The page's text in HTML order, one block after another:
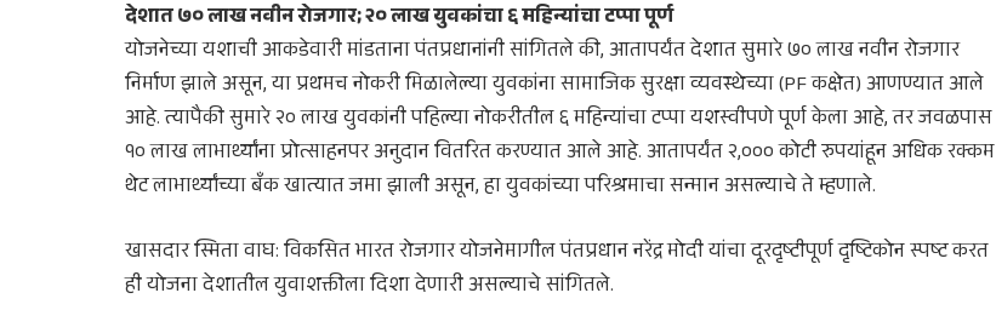
देशात ७० लाख नवीन रोजगार; २० लाख युवकांचा ६ महिन्यांचा टप्पा पूर्ण
योजनेच्या यशाची आकडेवारी मांडताना पंतप्रधानांनी सांगितले की, आतापर्यंत देशात सुमारे ७० लाख नवीन रोजगार
निर्माण झाले असून, या प्रथमच नोकरी मिळालेल्या युवकांना सामाजिक सुरक्षा व्यवस्थेच्या (PF कक्षेत) आणण्यात आले
आहे. त्यापैकी सुमारे २० लाख युवकांनी पहिल्या नोकरीतील ६ महिन्यांचा टप्पा यशस्वीपणे पूर्ण केला आहे, तर जवळपास
१० लाख लाभार्थ्यांना प्रोत्साहनपर अनुदान वितरित करण्यात आले आहे. आतापर्यंत २,००० कोटी रुपयांहून अधिक रक्कम
थेट लाभार्थ्यांच्या बँक खात्यात जमा झाली असून, हा युवकांच्या परिश्रमाचा सन्मान असल्याचे ते म्हणाले.
खासदार स्मिता वाघ: विकसित भारत रोजगार योजनेमागील पंतप्रधान नरेंद्र मोदी यांचा दूरदृष्टीपूर्ण दृष्टिकोन स्पष्ट करत
ही योजना देशातील युवाशक्तीला दिशा देणारी असल्याचे सांगितले.